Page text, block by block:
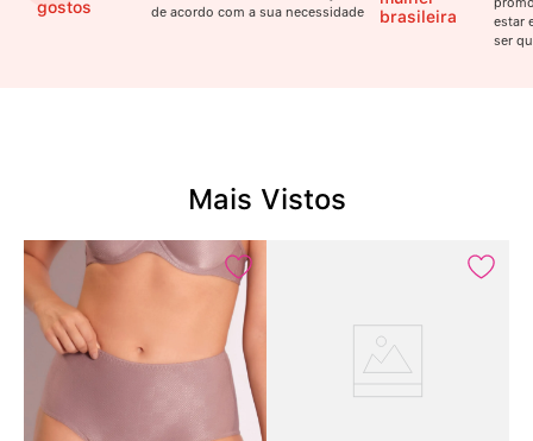
gostos
de acordo com a sua necessidade
brasileira
estar
ser
Mais Vistos